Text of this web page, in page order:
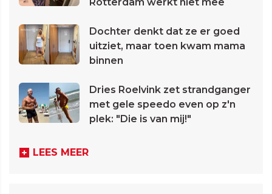
Dochter denkt dat ze er goed
uitziet, maar toen kwam mama
binnen
Dries Roelvink zet strandganger
met gele speedo even op z'n
plek: "Die is van mij!"
LEES MEER